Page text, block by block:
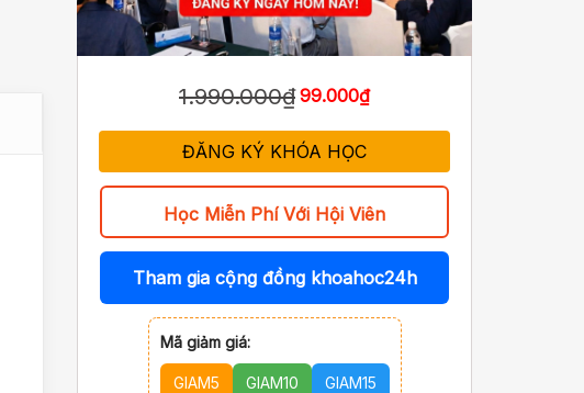
1.990.000₫ 99.000₫
ĐĂNG KÝ KHÓA HỌC
Học Miễn Phí Với Hội Viên
Tham gia cộng đồng khoahoc24h
Mã giảm giá:
GIAM5 GIAM10 GIAM15